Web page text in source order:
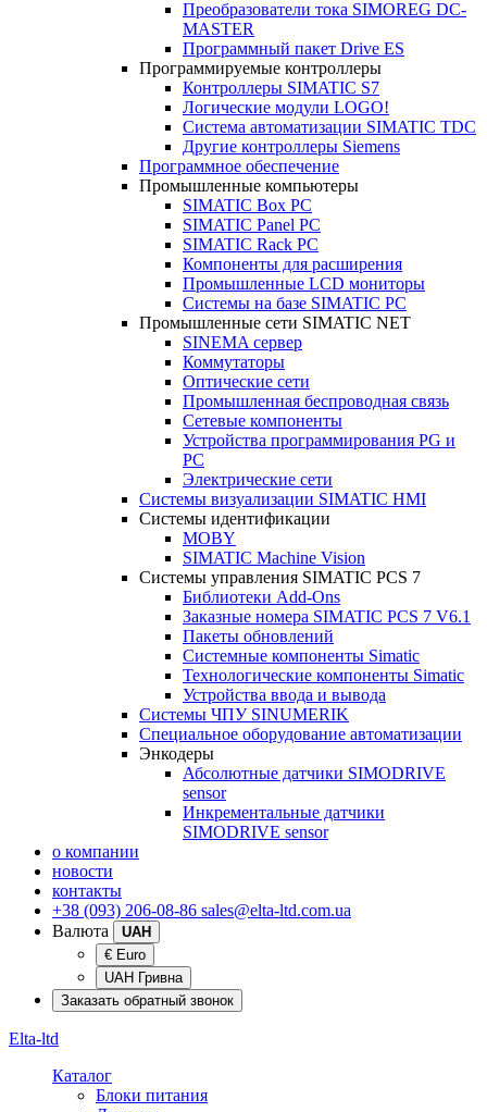
Преобразователи тока SIMOREG DC-
MASTER
Программный пакет Drive ES
Программируемые контроллеры
Контроллеры SIMATIC S7
Логические модули LOGO!
Система автоматизации SIMATIC TDC
Другие контроллеры Siemens
Программное обеспечение
Промышленные компьютеры
SIMATIC Box PC
SIMATIC Panel PС
SIMATIC Rack PC
Компоненты для расширения
Промышленные LCD мониторы
Системы на базе SIMATIC PC
Промышленные сети SIMATIC NET
SINEMA сервер
Коммутаторы
Оптические сети
Промышленная беспроводная связь
Сетевые компоненты
Устройства программирования PG и
PC
Электрические сети
Системы визуализации SIMATIC HMI
Системы идентификации
MOBY
SIMATIC Machine Vision
Системы управления SIMATIC PCS 7
Библиотеки Add-Ons
Заказные номера SIMATIC PCS 7 V6.1
Пакеты обновлений
Системные компоненты Simatic
Технологические компоненты Simatic
Устройства ввода и вывода
Системы ЧПУ SINUMERIK
Специальное оборудование автоматизации
Энкодеры
Абсолютные датчики SIMODRIVE
sensor
Инкрементальные датчики
SIMODRIVE sensor
о компании
новости
контакты
+38 (093) 206-08-86 sales@elta-ltd.com.ua
Валюта
UAH
€ Euro
UAH Гривна
Заказать обратный звонок
Elta-ltd
Каталог
Блоки питания